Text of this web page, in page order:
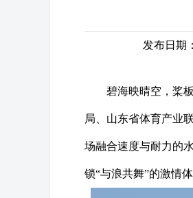
发布日期
碧海映晴空，桨
局、山东省体育产业
场融合速度与耐力的
锁“与浪共舞”的激情体